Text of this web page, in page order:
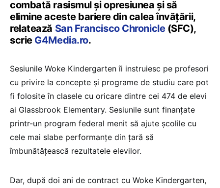
combată rasismul și opresiunea și să
elimine aceste bariere din calea învățării,
relatează San Francisco Chronicle(SFC),
scrie G4Media.ro.
Sesiunile Woke Kindergarten îi instruiesc pe profesori
cu privire la concepte și programe de studiu care pot
fi folosite în clasele cu oricare dintre cei 474 de elevi
ai Glassbrook Elementary. Sesiunile sunt finanțate
printr-un program federal menit să ajute școlile cu
cele mai slabe performanțe din țară să
îmbunătățească rezultatele elevilor.
Dar, după doi ani de contract cu Woke Kindergarten,